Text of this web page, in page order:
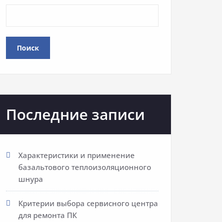
Поиск
Последние записи
Характеристики и применение
базальтового теплоизоляционного
шнура
Критерии выбора сервисного центра
для ремонта ПК